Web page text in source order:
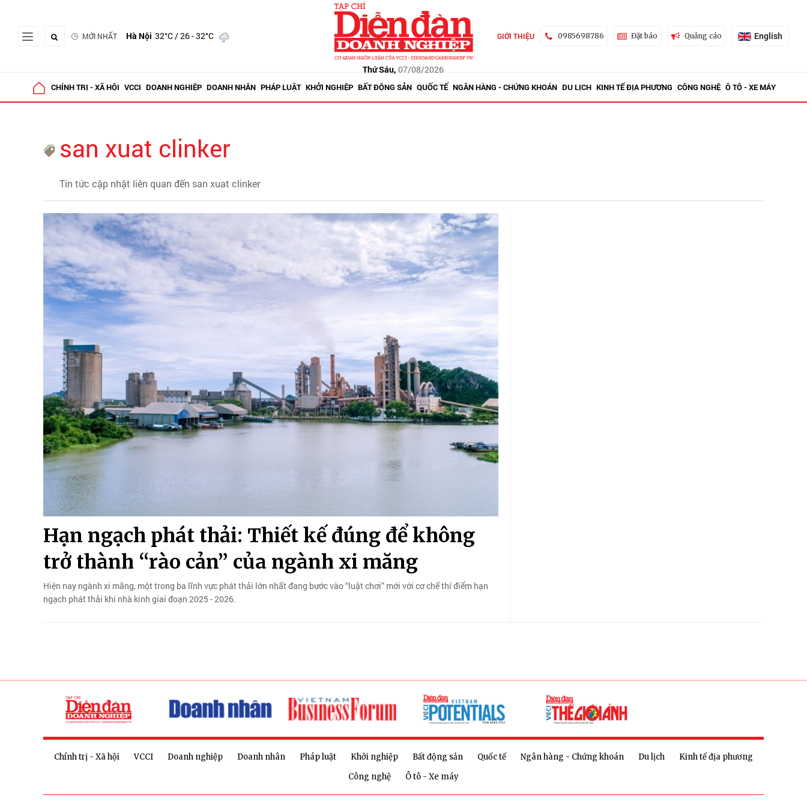
MỚI NHẤT Hà Nội 32°C/ 26 - 32°C
Thứ Sáu, 07/08/2026
GIỚI THIỆU 0985698786 Đặt báo Quảng cáo English
CHÍNH TRỊ - XÃ HỘI VCCI DOANH NGHIỆP DOANH NHÂN PHÁP LUẬT KHỞI NGHIỆP BẤT ĐỘNG SẢN QUỐC TẾ NGÂN HÀNG - CHỨNG KHOÁN DU LỊCH KINH TẾ ĐỊA PHƯƠNG CÔNG NGHỆ Ô TÔ - XE MÁY
san xuat clinker
Tin tức cập nhật liên quan đến san xuat clinker
Hạn ngạch phát thải: Thiết kế đúng để không
trở thành “rào cản” của ngành xi măng
Hiện nay ngành xi măng, một trong ba lĩnh vực phát thải lớn nhất đang bước vào “luật chơi” mới với cơ chế thí điểm hạn
ngạch phát thải khí nhà kính giai đoạn 2025 - 2026.
Chính trị - Xã hội VCCI Doanh nghiệp Doanh nhân Pháp luật Khởi nghiệp Bất động sản Quốc tế Ngân hàng - Chứng khoán Du lịch
Kinh tế địa phương
Công nghệ
Ô tô - Xe máy